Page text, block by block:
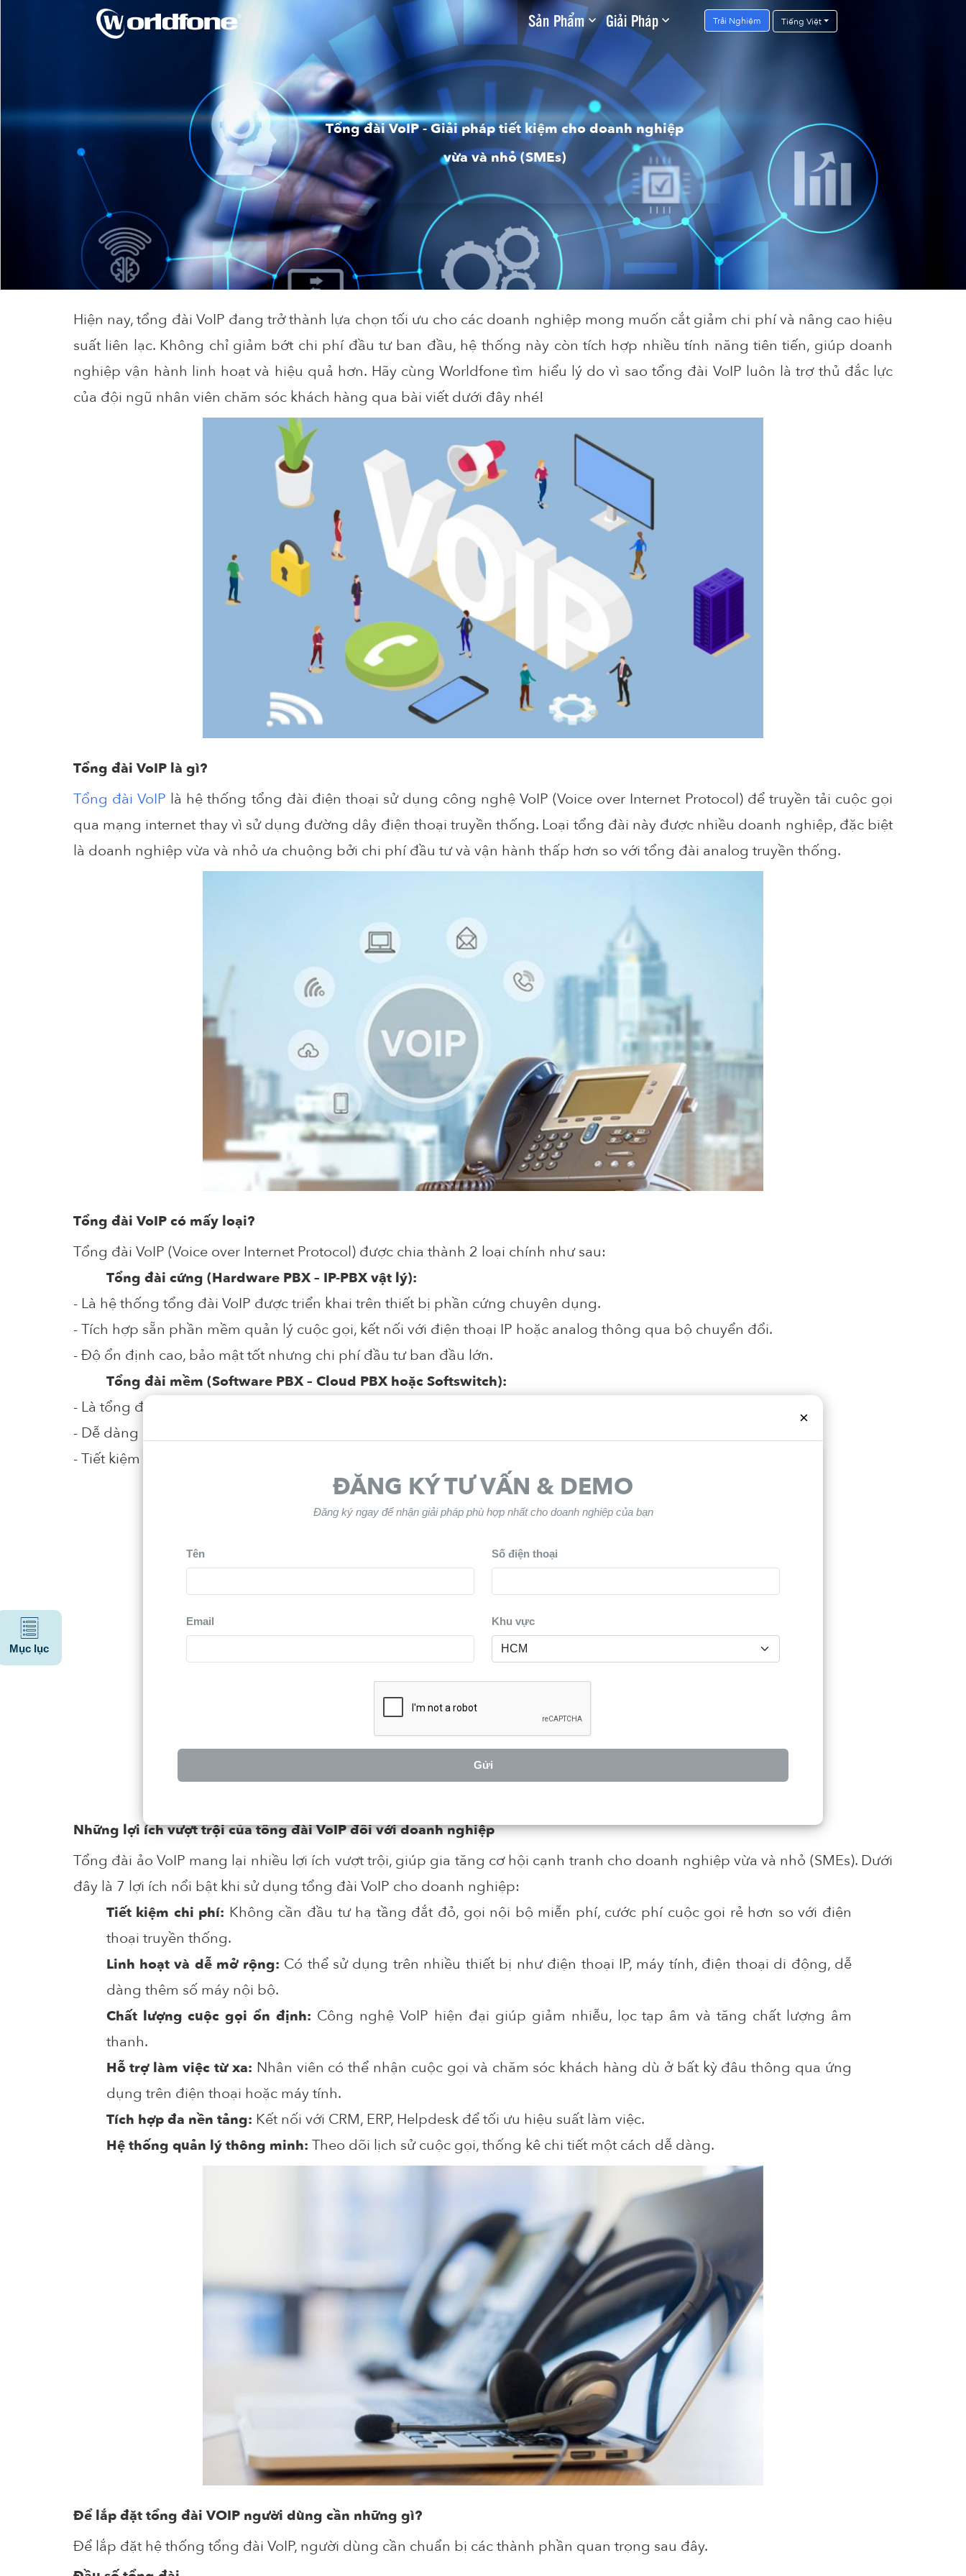
Sản Phẩm Giải Pháp Trải Nghiệm Tiếng Việt
×
ĐĂNG KÝ TƯ VẤN & DEMO
Đăng ký ngay để nhận giải pháp phù hợp nhất cho doanh nghiệp của bạn
Tên Số điện thoại
Email Khu vực
Gửi
Tổng đài VoIP - Giải pháp tiết kiệm cho doanh nghiệp
vừa và nhỏ (SMEs)
Mục lục
Hiện nay,tổng đài VoIP đang trởthành lựa chọn tối ưu cho các doanh nghiệp mong muốn cắt giảm chi phí và nâng cao hiệu
suất liên lạc. Không chỉ giảm bớt chi phí đầu tưban đầu, hệ thống này còn tích hợp nhiều tính năng tiên tiến, giúp doanh
nghiệp vận hành linh hoạt và hiệu quả hơn. Hãy cùng Worldfone tìm hiểu lýdovì sao tổng đài VoIP luôn là trợ thủ đắc lực
của đội ngũ nhân viên chăm sóc khách hàng qua bài viết dưới đây nhé!
Tổng đài VoIP là gì?
Tổng đài VoIP là hệ thống tổng đài điện thoại sử dụng công nghệ VoIP (Voice over Internet Protocol) để truyền tải cuộc gọi
qua mạng internet thay vì sử dụng đường dây điện thoại truyền thống. Loại tổng đài này được nhiều doanh nghiệp, đặc biệt
là doanh nghiệp vừa và nhỏ ưa chuộng bởi chi phí đầu tư và vận hành thấp hơn so với tổng đài analog truyền thống.
Tổng đài VoIP có mấy loại?
Tổng đài VoIP (Voice over Internet Protocol) được chia thành 2 loại chính như sau:
Tổng đài cứng (Hardware PBX – IP-PBX vật lý):
- Là hệ thống tổng đài VoIP được triển khai trên thiết bị phần cứng chuyên dụng.
- Tích hợp sẵn phần mềm quản lý cuộc gọi, kết nối với điện thoại IP hoặc analog thông qua bộ chuyển đổi.
- Độ ổn định cao, bảo mật tốt nhưng chi phí đầu tư ban đầu lớn.
Tổng đài mềm (Software PBX – Cloud PBX hoặc Softswitch):
- Là tổng đài VoIP chạy trên máy chủ hoặc nền tảng đám mây, không cần thiết bị vật lý riêng.
- Dễ dàng cài đặt, quản lý và mở rộng theo nhu cầu doanh nghiệp.
- Tiết kiệm chi phí hơn so với tổng đài cứng nhưng phụ thuộc vào kết nối internet.
Những lợi ích vượt trội của tổng đài VoIP đối với doanh nghiệp
Tổng đài ảo VoIP mang lại nhiều lợi ích vượt trội, giúp gia tăng cơ hội cạnh tranh cho doanh nghiệp vừa và nhỏ (SMEs). Dưới
đây là 7 lợi ích nổi bật khi sử dụng tổng đài VoIP cho doanh nghiệp:
Tiết kiệm chi phí: Không cần đầu tư hạ tầng đắt đỏ, gọi nội bộ miễn phí, cước phí cuộc gọi rẻ hơn so với điện
thoại truyền thống.
Linh hoạt và dễ mở rộng: Có thể sử dụng trên nhiều thiết bị như điện thoại IP, máy tính, điện thoại di động, dễ
dàng thêm số máy nội bộ.
Chất lượng cuộc gọi ổn định: Công nghệ VoIP hiện đại giúp giảm nhiễu, lọc tạp âm và tăng chất lượng âm
thanh.
Hỗ trợ làm việc từ xa: Nhân viên có thể nhận cuộc gọi và chăm sóc khách hàng dù ở bất kỳ đâu thông qua ứng
dụng trên điện thoại hoặc máy tính.
Tích hợp đa nền tảng: Kết nối với CRM, ERP, Helpdesk để tối ưu hiệu suất làm việc.
Hệ thống quản lý thông minh: Theo dõi lịch sử cuộc gọi, thống kê chi tiết một cách dễ dàng.
Để lắp đặt tổng đài VOIP người dùng cần những gì?
Để lắp đặt hệ thống tổng đài VoIP, người dùng cần chuẩn bị các thành phần quan trọng sau đây.